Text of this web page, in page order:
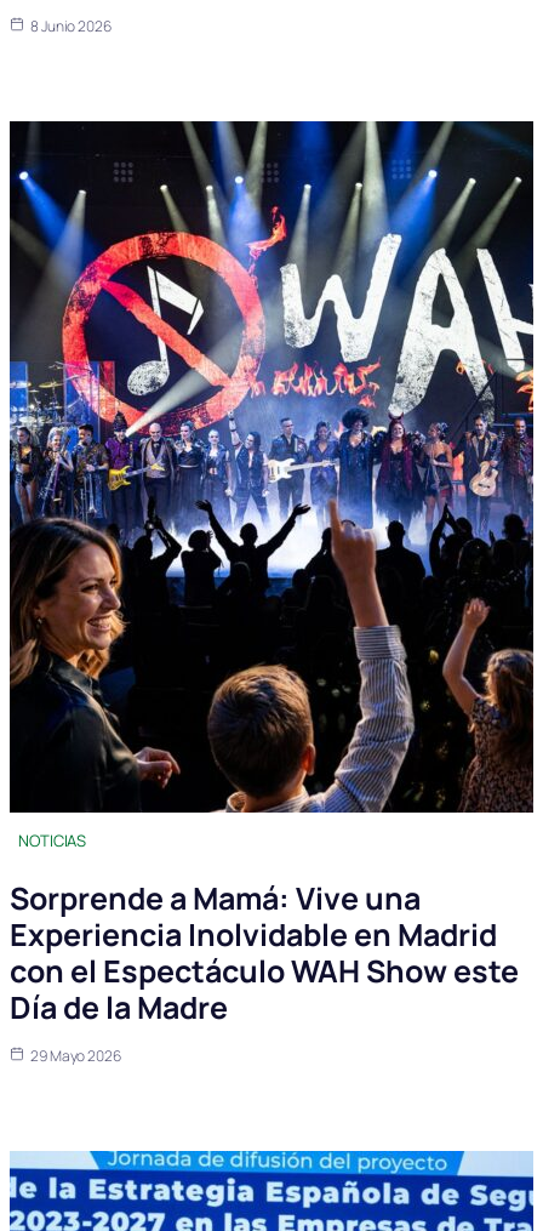
8 Junio 2026
NOTICIAS
Sorprende a Mamá: Vive una
Experiencia Inolvidable en Madrid
con el Espectáculo WAH Show este
Día de la Madre
29 Mayo 2026